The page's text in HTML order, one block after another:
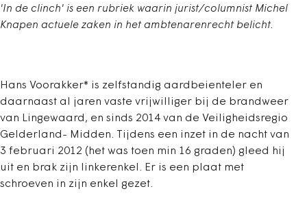
'In de clinch' is een rubriek waarin jurist/columnist Michel
Knapen actuele zaken in het ambtenarenrecht belicht.
Hans Voorakker* is zelfstandig aardbeienteler en
daarnaast al jaren vaste vrijwilliger bij de brandweer
van Lingewaard, en sinds 2014 van de Veiligheidsregio
Gelderland- Midden. Tijdens een inzet in de nacht van
3 februari 2012 (het was toen min 16 graden) gleed hij
uit en brak zijn linkerenkel. Er is een plaat met
schroeven in zijn enkel gezet.